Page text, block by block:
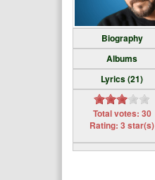
Biography
Albums
Lyrics (21)
Total votes: 30
Rating: 3 star(s)